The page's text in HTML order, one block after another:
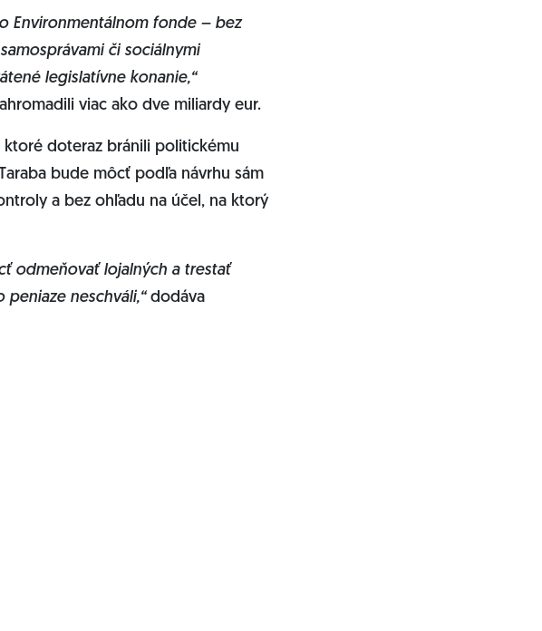
Environmentálnom fonde – bez
či sociálnymi
legislatívne konanie,“
viac ako dve miliardy eur.
ktoré doteraz bránili politickému
bude môcť podľa návrhu sám
a bez ohľadu na účel, na ktorý
odmeňovať lojalných a trestať
neschváli,“dodáva